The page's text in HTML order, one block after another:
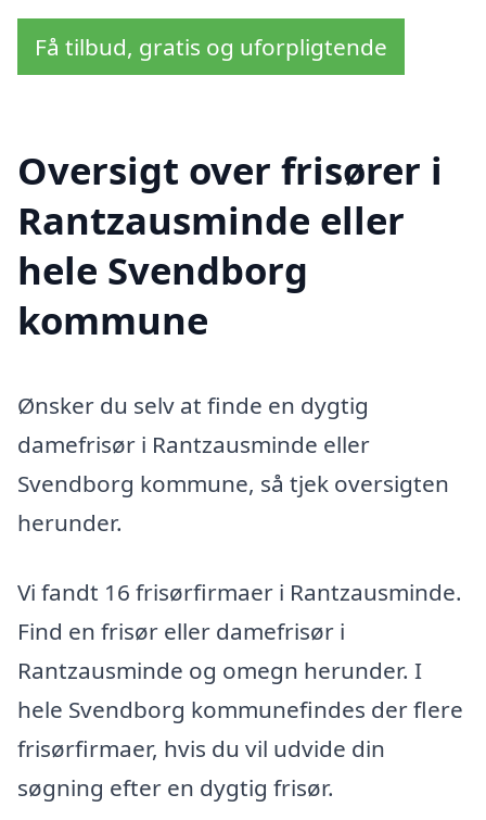
Få tilbud, gratis og uforpligtende
Oversigt over frisører i
Rantzausminde eller
hele Svendborg
kommune
Ønsker du selv at finde en dygtig
damefrisør i Rantzausminde eller
Svendborg kommune, så tjek oversigten
herunder.
Vi fandt 16 frisørfirmaer i Rantzausminde.
Find en frisør eller damefrisør i
Rantzausminde og omegn herunder. I
hele Svendborg kommunefindes der flere
frisørfirmaer, hvis du vil udvide din
søgning efter en dygtig frisør.